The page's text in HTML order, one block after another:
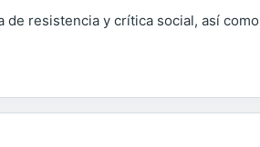
resistencia y crítica social, así